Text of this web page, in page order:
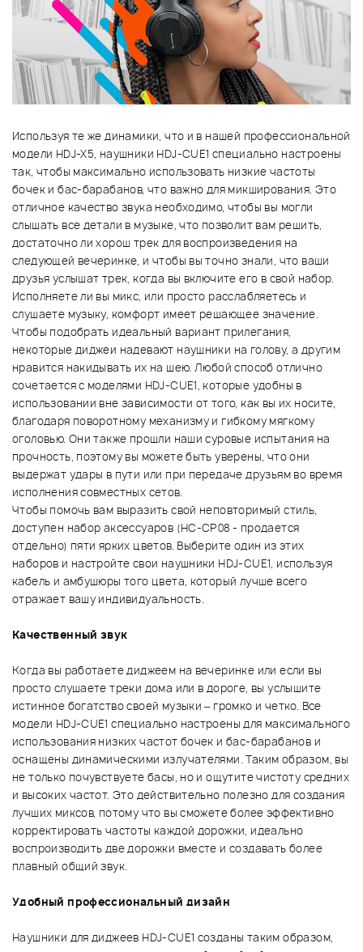
Используя те же динамики, что и в нашей профессиональной
модели HDJ-X5, наушники HDJ-CUE1 специально настроены
так, чтобы максимально использовать низкие частоты
бочек и бас-барабанов, что важно для микширования. Это
отличное качество звука необходимо, чтобы вы могли
слышать все детали в музыке, что позволит вам решить,
достаточно ли хорош трек для воспроизведения на
следующей вечеринке, и чтобы вы точно знали, что ваши
друзья услышат трек, когда вы включите его в свой набор.
Исполняете ли вы микс, или просто расслабляетесь и
слушаете музыку, комфорт имеет решающее значение.
Чтобы подобрать идеальный вариант прилегания,
некоторые диджеи надевают наушники на голову, а другим
нравится накидывать их на шею. Любой способ отлично
сочетается с моделями HDJ-CUE1, которые удобны в
использовании вне зависимости от того, как вы их носите,
благодаря поворотному механизму и гибкому мягкому
оголовью. Они также прошли наши суровые испытания на
прочность, поэтому вы можете быть уверены, что они
выдержат удары в пути или при передаче друзьям во время
исполнения совместных сетов.
Чтобы помочь вам выразить свой неповторимый стиль,
доступен набор аксессуаров (HC-CP08 - продается
отдельно) пяти ярких цветов. Выберите один из этих
наборов и настройте свои наушники HDJ-CUE1, используя
кабель и амбушюры того цвета, который лучше всего
отражает вашу индивидуальность.
Качественный звук
Когда вы работаете диджеем на вечеринке или если вы
просто слушаете треки дома или в дороге, вы услышите
истинное богатство своей музыки – громко и четко. Все
модели HDJ-CUE1 специально настроены для максимального
использования низких частот бочек и бас-барабанов и
оснащены динамическими излучателями. Таким образом, вы
не только почувствуете басы, но и ощутите чистоту средних
и высоких частот. Это действительно полезно для создания
лучших миксов, потому что вы сможете более эффективно
корректировать частоты каждой дорожки, идеально
воспроизводить две дорожки вместе и создавать более
плавный общий звук.
Удобный профессиональный дизайн
Наушники для диджеев HDJ-CUE1 созданы таким образом,